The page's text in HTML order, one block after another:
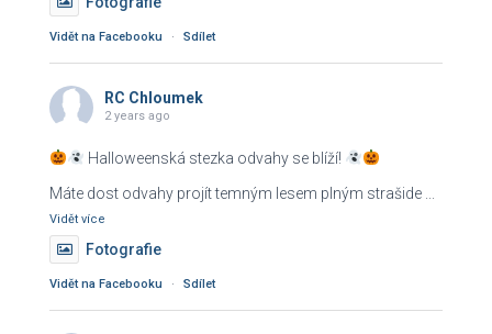
Vidět na Facebooku · Sdílet
RC Chloumek
2 years ago
Halloweenská stezka odvahy se blíží!
Máte dost odvahy projít temným lesem plným strašide
Vidět více
Fotografie
Vidět na Facebooku · Sdílet